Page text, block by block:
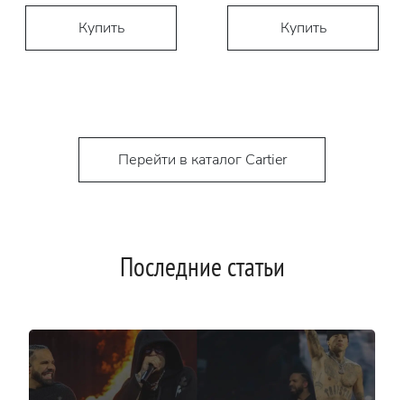
Купить Купить
Перейти в каталог Cartier
Последние статьи